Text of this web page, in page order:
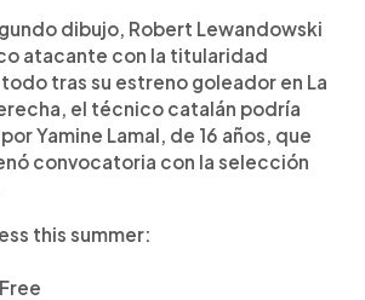
dibujo, Robert Lewandowski
atacante con la titularidad
tras su estreno goleador en La
el técnico catalán podría
Yamine Lamal, de 16 años, que
convocatoria con la selección
this summer: